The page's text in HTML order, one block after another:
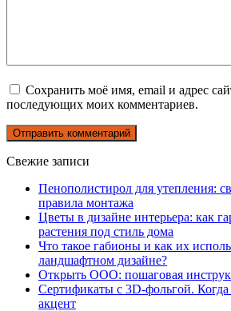
Сохранить моё имя, email и адрес
последующих моих комментариев.
Свежие записи
Пенополистирол для утепления:
правила монтажа
Цветы в дизайне интерьера: как
растения под стиль дома
Что такое габионы и как их
ландшафтном дизайне?
Открыть ООО: пошаговая
Сертификаты с 3D-фольгой.
акцент